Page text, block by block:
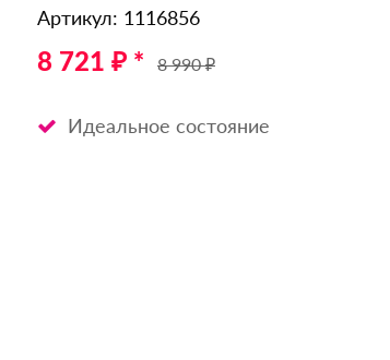
Артикул: 1116856
8 721 ₽ * 8 990 ₽
Идеальное состояние